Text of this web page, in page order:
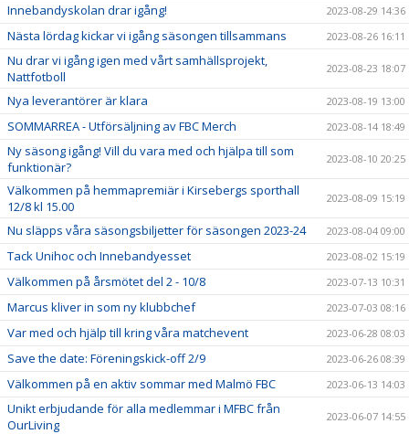
Innebandyskolan drar igång! 2023-08-29 14:36
Nästa lördag kickar vi igång säsongen tillsammans 2023-08-26 16:11
Nu drar vi igång igen med vårt samhällsprojekt,
Nattfotboll
2023-08-23 18:07
Nya leverantörer är klara 2023-08-19 13:00
SOMMARREA - Utförsäljning av FBC Merch 2023-08-14 18:49
Ny säsong igång! Vill du vara med och hjälpa till som
funktionär?
2023-08-10 20:25
Välkommen på hemmapremiär i Kirsebergs sporthall
12/8 kl 15.00
2023-08-09 15:19
Nu släpps våra säsongsbiljetter för säsongen 2023-24 2023-08-04 09:00
Tack Unihoc och Innebandyesset 2023-08-02 15:19
Välkommen på årsmötet del 2 - 10/8 2023-07-13 10:31
Marcus kliver in som ny klubbchef 2023-07-03 08:16
Var med och hjälp till kring våra matchevent 2023-06-28 08:03
Save the date: Föreningskick-off 2/9 2023-06-26 08:39
Välkommen på en aktiv sommar med Malmö FBC 2023-06-13 14:03
Unikt erbjudande för alla medlemmar i MFBC från
OurLiving
2023-06-07 14:55